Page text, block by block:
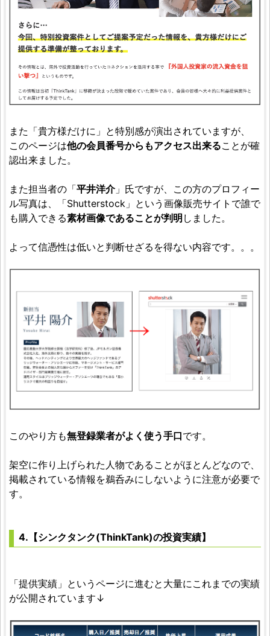
また「貴方様だけに」と特別感が演出されていますが、
このページは他の会員番号からもアクセス出来ることが確
認出来ました。
また担当者の「平井洋介」氏ですが、この方のプロフィー
ル写真は、「Shutterstock」という画像販売サイトで誰で
も購入できる素材画像であることが判明 しました。
よって信憑性は低いと判断せざるを得ない内容です。。。
このやり方も無登録業者がよく使う手口です。
架空に作り上げられた人物であることがほとんどなので、
掲載されている情報を鵜呑みにしないように注意が必要で
す。
4.【シンクタンク(ThinkTank)の投資実績】
「提供実績」というページに進むと大量にこれまでの実績
が公開されています↓